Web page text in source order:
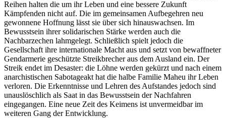
Reihen halten die um ihr Leben und eine bessere Zukunft
Kämpfenden nicht auf. Die im gemeinsamen Aufbegehren neu
gewonnene Hoffnung lässt sie über sich hinauswachsen. Im
Bewusstsein ihrer solidarischen Stärke werden auch die
Nachbarzechen lahmgelegt. Schließlich spielt jedoch die
Gesellschaft ihre internationale Macht aus und setzt von bewaffneter
Gendarmerie geschützte Streikbrecher aus dem Ausland ein. Der
Streik endet im Desaster: die Löhne werden gekürzt und nach einem
anarchistischen Sabotageakt hat die halbe Familie Maheu ihr Leben
verloren. Die Erkenntnisse und Lehren des Aufstandes jedoch sind
unauslöschlich als Saat in das Bewusstsein der Nachfahren
eingegangen. Eine neue Zeit des Keimens ist unvermeidbar im
weiteren Gang der Entwicklung.